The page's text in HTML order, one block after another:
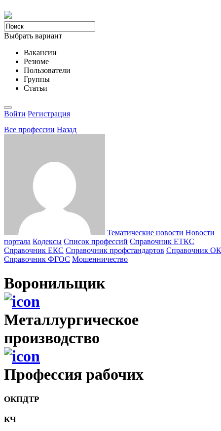
Выбрать вариант
Вакансии
Резюме
Пользователи
Группы
Статьи
Войти Регистрация
Все професcии Назад
Тематические новости Новости
портала Кодексы Cписок профессий Справочник ЕТКС
Справочник ЕКС Справочник профстандартов Справочник
Справочник ФГОС Мошенничество
Воронильщик
Металлургическое
производство
Профессия рабочих
ОКПДТР
КЧ